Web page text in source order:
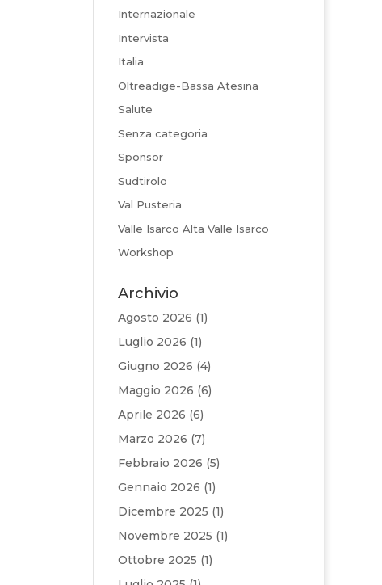
Internazionale
Intervista
Italia
Oltreadige-Bassa Atesina
Salute
Senza categoria
Sponsor
Sudtirolo
Val Pusteria
Valle Isarco Alta Valle Isarco
Workshop
Archivio
Agosto 2026 (1)
Luglio 2026 (1)
Giugno 2026 (4)
Maggio 2026 (6)
Aprile 2026 (6)
Marzo 2026 (7)
Febbraio 2026 (5)
Gennaio 2026 (1)
Dicembre 2025 (1)
Novembre 2025 (1)
Ottobre 2025 (1)